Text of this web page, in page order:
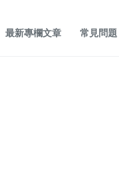
最新專欄文章 常見問題